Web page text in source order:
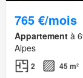
765 €/mois
Appartement à
Alpes
2 45 m²